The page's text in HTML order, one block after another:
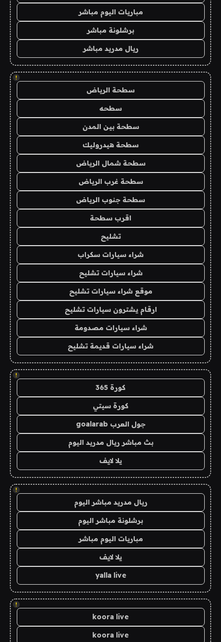
مباريات اليوم مباشر
برشلونة مباشر
ريال مدريد مباشر
!
سطحة الرياض
سطحه
سطحة بين المدن
سطحة هيدروليك
سطحة شمال الرياض
سطحة غرب الرياض
سطحة جنوب الرياض
اقرب سطحة
تشليح
شراء سيارات سكراب
شراء سيارات تشليح
موقع شراء سيارات تشليح
ارقام يشترون سيارات تشليح
شراء سيارات مصدومة
شراء سيارات قديمة تشليح
!
كورة 365
كورة سيتي
جول العرب goalarab
بث مباشر ريال مدريد اليوم
يلا لايف
!
ريال مدريد مباشر اليوم
برشلونة مباشر اليوم
مباريات اليوم مباشر
يلا لايف
yalla live
!
koora live
koora live